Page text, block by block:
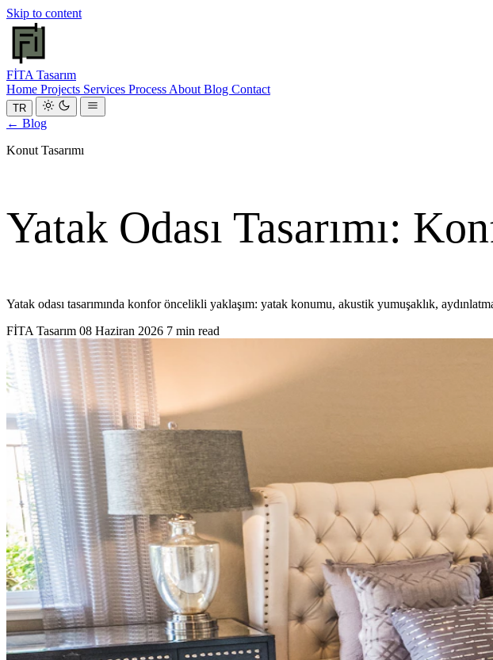
Skip to content
FİTA Tasarım
Home Projects Services Process About Blog Contact
TR
← Blog
Konut Tasarımı
Yatak Odası Tasarımı:
Yatak odası tasarımında konfor öncelikli yaklaşım: yatak konumu, akustik yumuşaklık,
FİTA Tasarım 08 Haziran 2026 7 min read